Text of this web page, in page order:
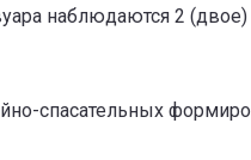
наблюдаются 2
спасательных